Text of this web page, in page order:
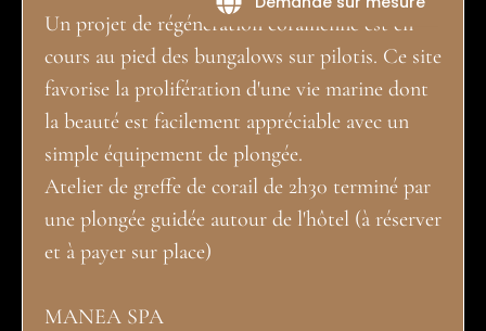
Un projet de régénération corallienne est en
cours au pied des bungalows sur pilotis. Ce site
favorise la prolifération d'une vie marine dont
la beauté est facilement appréciable avec un
simple équipement de plongée.
Atelier de greffe de corail de 2h30 terminé par
une plongée guidée autour de l'hôtel (à réserver
et à payer sur place)
MANEA SPA